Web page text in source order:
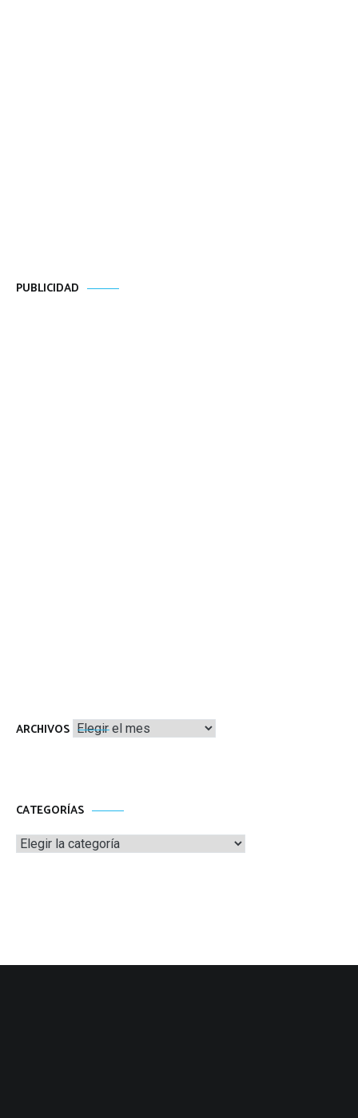
PUBLICIDAD
ARCHIVOS Archivos
CATEGORÍAS
Categorías